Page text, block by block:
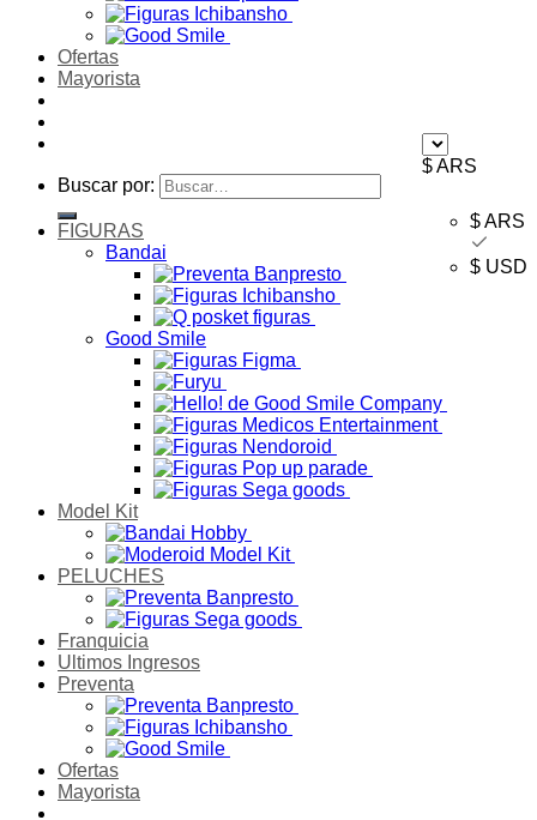
Ofertas
Mayorista
$ ARS
$ ARS
$ USD
Buscar por:
FIGURAS
Bandai
Good Smile
Model Kit
PELUCHES
Franquicia
Ultimos Ingresos
Preventa
Ofertas
Mayorista